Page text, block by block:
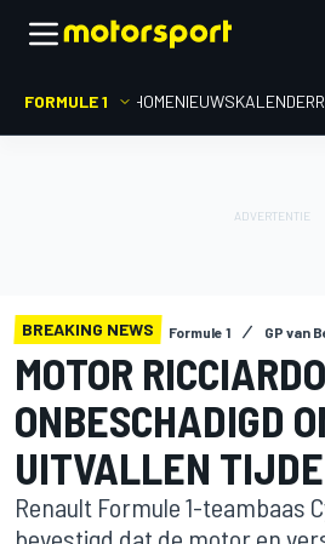
FORMULE 1 HOMENIEUWSKALENDER
BREAKING NEWS Formule 1 GP van
MOTOR RICCIARDO
ONBESCHADIGD
UITVALLEN
Renault Formule 1-teambaas